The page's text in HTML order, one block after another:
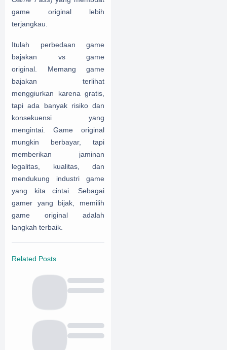
game original lebih
terjangkau.
Itulah perbedaan game
bajakan vs game
original. Memang game
bajakan terlihat
menggiurkan karena gratis,
tapi ada banyak risiko dan
konsekuensi yang
mengintai. Game original
mungkin berbayar, tapi
memberikan jaminan
legalitas, kualitas, dan
mendukung industri game
yang kita cintai. Sebagai
gamer yang bijak, memilih
game original adalah
langkah terbaik.
Related Posts